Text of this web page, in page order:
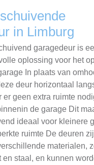
in Limburg
garagedeur is
oplossing voor het
In plaats van
deur horizontaal
er geen extra ruimte
de garage Dit
ideaal voor kleinere
ruimte De deuren
materialen,
en staal, en kunnen